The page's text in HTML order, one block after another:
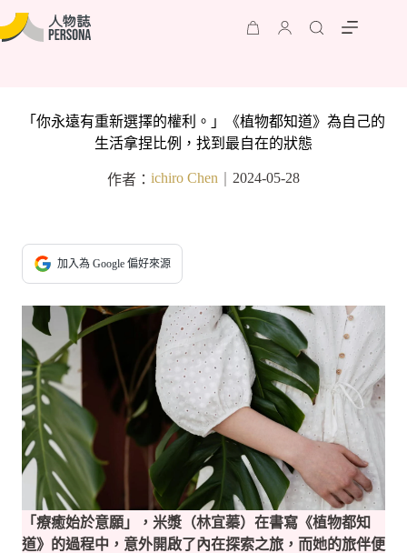
「你永遠有重新選擇的權利。」《植物都知道》為自己的
生活拿捏比例，找到最自在的狀態
作者： ichiro Chen 2024-05-28
加入為 Google 偏好來源
「療癒始於意願」，米漿（林宜蓁）在書寫《植物都知
道》的過程中，意外開啟了內在探索之旅，而她的旅伴便